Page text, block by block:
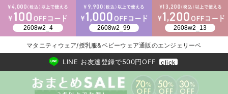
マタニティウェア/授乳服&ベビーウェア通販のエンジェリーベ
2026/NewArrival
送料495円(一部地域を除く) 7,700円以上で送料無料
LINE お友達登録で500円OFF click